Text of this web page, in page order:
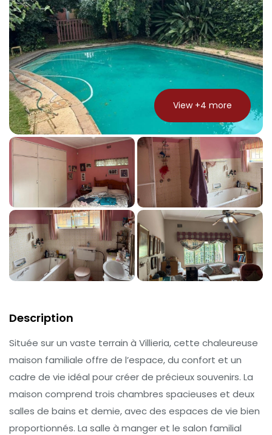
View +4 more
Description
Située sur un vaste terrain à Villieria, cette chaleureuse
maison familiale offre de l’espace, du confort et un
cadre de vie idéal pour créer de précieux souvenirs. La
maison comprend trois chambres spacieuses et deux
salles de bains et demie, avec des espaces de vie bien
proportionnés. La salle à manger et le salon familial